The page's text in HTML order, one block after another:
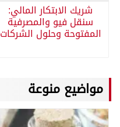
شريك الابتكار المالي:
سنقل فيو والمصرفية
المفتوحة وحلول الشركات
مواضيع منوعة